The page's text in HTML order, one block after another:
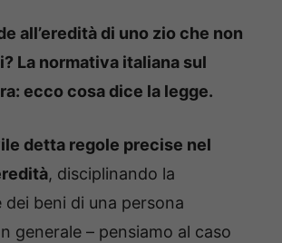
all’eredità di uno zio che non
La normativa italiana sul
ecco cosa dice la legge.
detta regole precise nel
, disciplinando la
beni di una persona
generale – pensiamo al caso